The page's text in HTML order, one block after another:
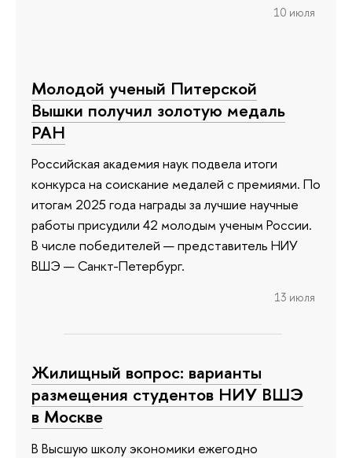
10 июля
Молодой ученый Питерской
Вышки получил золотую медаль
РАН
Российская академия наук подвела итоги
конкурса на соискание медалей с премиями. По
итогам 2025 года награды за лучшие научные
работы присудили 42 молодым ученым России.
В числе победителей — представитель НИУ
ВШЭ — Санкт-Петербург.
13 июля
Жилищный вопрос: варианты
размещения студентов НИУ ВШЭ
в Москве
В Высшую школу экономики ежегодно